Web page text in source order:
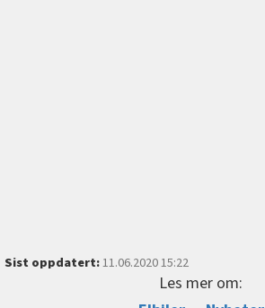
Sist oppdatert:11.06.2020 15:22
Les mer om: